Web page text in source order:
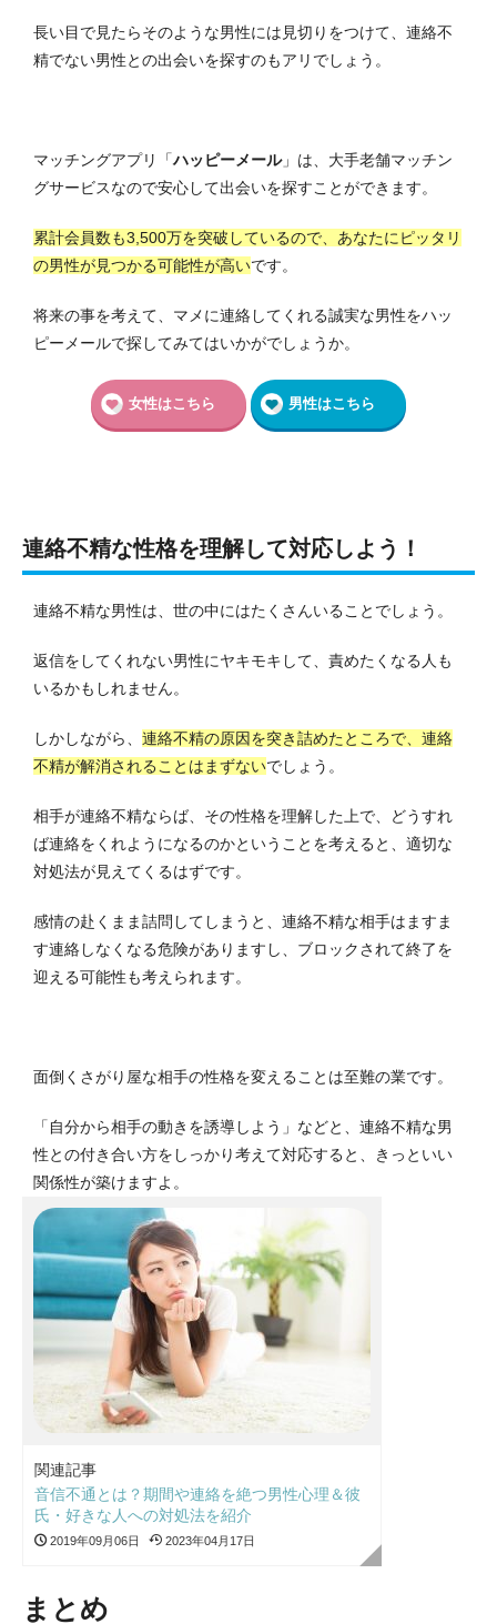
長い目で見たらそのような男性には見切りをつけて、連絡不
精でない男性との出会いを探すのもアリでしょう。
マッチングアプリ「ハッピーメール」は、大手老舗マッチン
グサービスなので安心して出会いを探すことができます。
累計会員数も3,500万を突破しているので、あなたにピッタリ
の男性が見つかる可能性が高いです。
将来の事を考えて、マメに連絡してくれる誠実な男性をハッ
ピーメールで探してみてはいかがでしょうか。
女性はこちら 男性はこちら
連絡不精な性格を理解して対応しよう！
連絡不精な男性は、世の中にはたくさんいることでしょう。
返信をしてくれない男性にヤキモキして、責めたくなる人も
いるかもしれません。
しかしながら、 連絡不精の原因を突き詰めたところで、連絡
不精が解消されることはまずないでしょう。
相手が連絡不精ならば、その性格を理解した上で、どうすれ
ば連絡をくれようになるのかということを考えると、適切な
対処法が見えてくるはずです。
感情の赴くまま詰問してしまうと、連絡不精な相手はますま
す連絡しなくなる危険がありますし、ブロックされて終了を
迎える可能性も考えられます。
面倒くさがり屋な相手の性格を変えることは至難の業です。
「自分から相手の動きを誘導しよう」などと、連絡不精な男
性との付き合い方をしっかり考えて対応すると、きっといい
関係性が築けますよ。
関連記事
音信不通とは？期間や連絡を絶つ男性心理＆彼
氏・好きな人への対処法を紹介
2019年09月06日 2023年04月17日
まとめ